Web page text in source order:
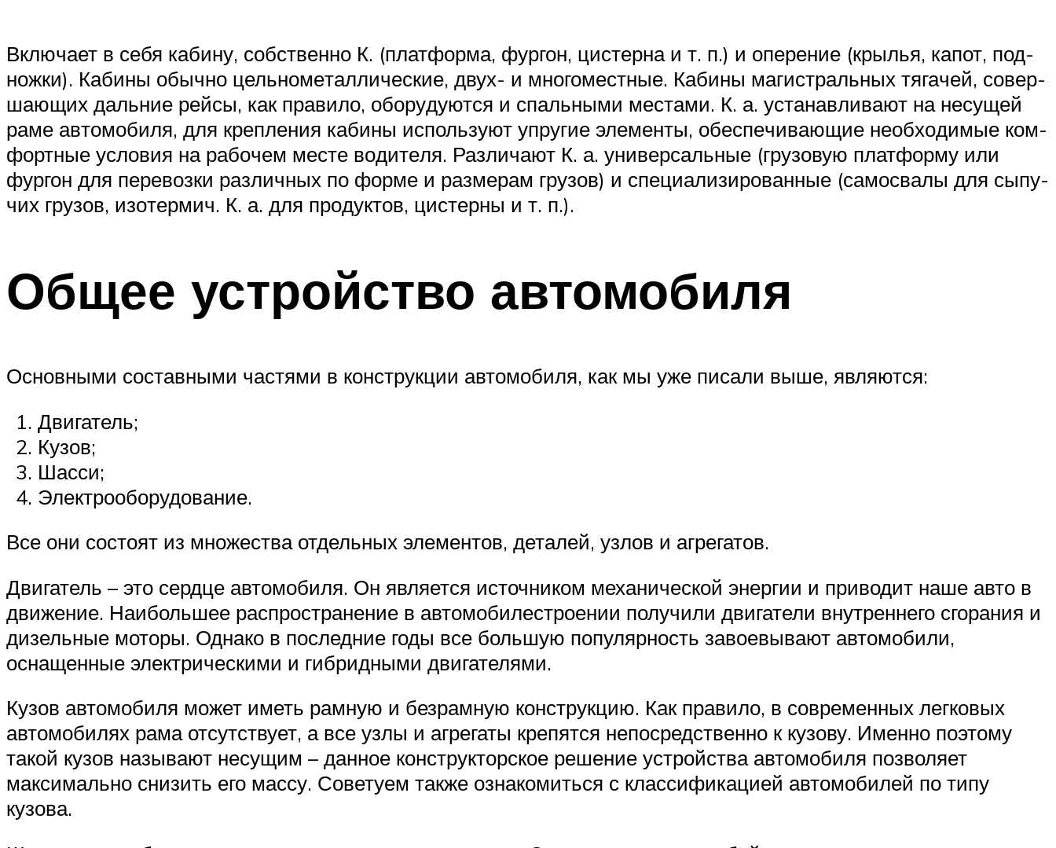
Вклю­ча­ет в се­бя ка­би­ну, соб­ст­вен­но К. (плат­фор­ма, фур­гон, цис­тер­на и т. п.) и опе­ре­ние (кры­лья, ка­пот, под­
нож­ки). Ка­би­ны обыч­но цель­но­ме­тал­ли­че­ские, двух- и мно­го­ме­ст­ные. Ка­би­ны ма­ги­ст­раль­ных тя­га­чей, со­вер­
шаю­щих даль­ние рей­сы, как пра­ви­ло, обо­ру­ду­ют­ся и спаль­ны­ми мес­та­ми. К. а. ус­та­нав­ли­ва­ют на не­су­щей
ра­ме ав­то­мо­би­ля, для кре­п­ле­ния ка­би­ны ис­поль­зу­ют уп­ру­гие эле­мен­ты, обес­пе­чи­ваю­щие не­об­хо­ди­мые ком­
форт­ные ус­ло­вия на ра­бо­чем мес­те во­ди­те­ля. Раз­ли­ча­ют К. а. уни­вер­саль­ные (гру­зо­вую плат­фор­му или
фур­гон для пе­ре­воз­ки раз­лич­ных по фор­ме и раз­ме­рам гру­зов) и спе­циа­ли­зи­ро­ван­ные (са­мо­сва­лы для сы­пу­
чих гру­зов, изо­тер­мич. К. а. для про­дук­тов, цис­тер­ны и т. п.).
Общее устройство автомобиля
Основными составными частями в конструкции автомобиля, как мы уже писали выше, являются:
Двигатель;
Кузов;
Шасси;
Электрооборудование.
Все они состоят из множества отдельных элементов, деталей, узлов и агрегатов.
Двигатель – это сердце автомобиля. Он является источником механической энергии и приводит наше авто в
движение. Наибольшее распространение в автомобилестроении получили двигатели внутреннего сгорания и
дизельные моторы. Однако в последние годы все большую популярность завоевывают автомобили,
оснащенные электрическими и гибридными двигателями.
Кузов автомобиля может иметь рамную и безрамную конструкцию. Как правило, в современных легковых
автомобилях рама отсутствует, а все узлы и агрегаты крепятся непосредственно к кузову. Именно поэтому
такой кузов называют несущим – данное конструкторское решение устройства автомобиля позволяет
максимально снизить его массу. Советуем также ознакомиться с классификацией автомобилей по типу
кузова.